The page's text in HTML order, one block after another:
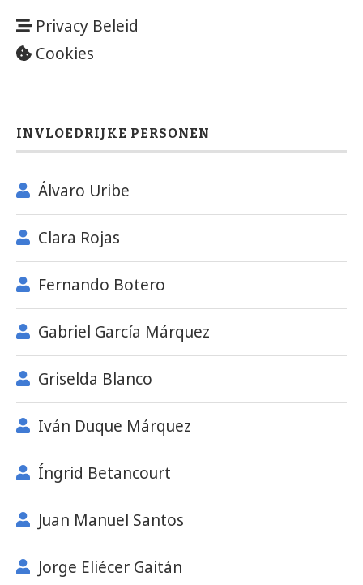
Privacy Beleid
Cookies
INVLOEDRIJKE PERSONEN
Álvaro Uribe
Clara Rojas
Fernando Botero
Gabriel García Márquez
Griselda Blanco
Iván Duque Márquez
Íngrid Betancourt
Juan Manuel Santos
Jorge Eliécer Gaitán